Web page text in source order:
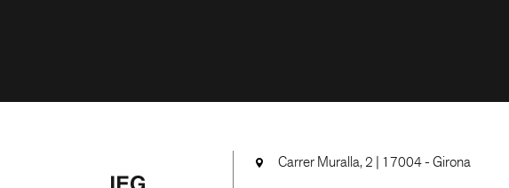
Carrer Muralla, 2 | 17004 - Girona